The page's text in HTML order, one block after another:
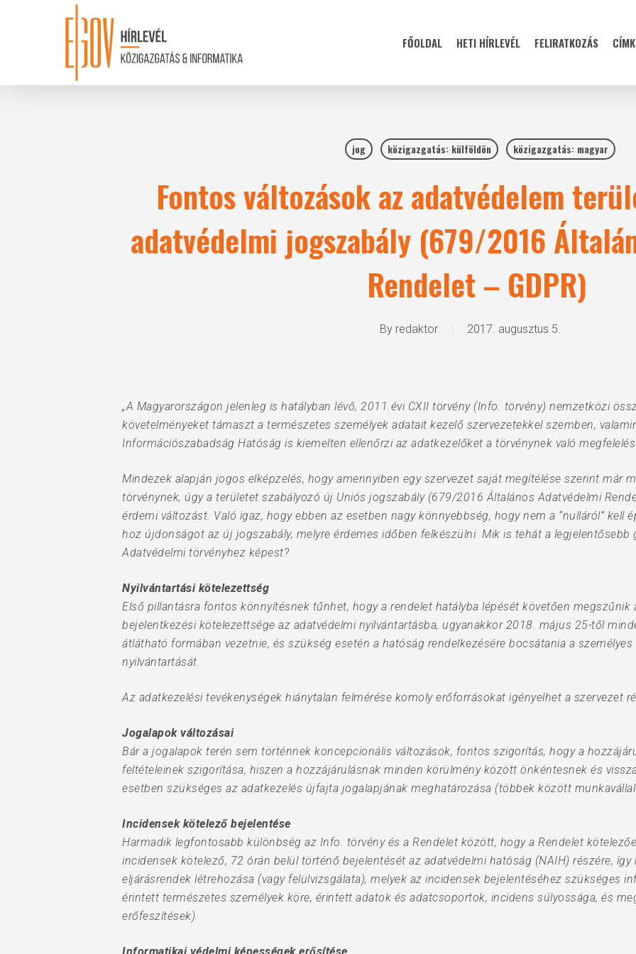
Hit enter to search or ESC to close
FŐOLDAL HETI HÍRLEVÉL FELIRATKOZÁS
jog közigazgatás: külföldön közigazgatás: magyar
Fontos változások az adatvédelem
adatvédelmi jogszabály (679/2016
Rendelet – GDPR)
By redaktor 2017. augusztus 5.
„A Magyarországon jelenleg is hatályban lévő, 2011.évi CXII törvény (Info. törvény) nemzetközi
követelményeket támaszt a természetes személyek adatait kezelő szervezetekkel szemben,
Információszabadság Hatóság is kiemelten ellenőrzi az adatkezelőket a törvénynek való
Mindezek alapján jogos elképzelés, hogy amennyiben egy szervezet saját megítélése szerint már
törvénynek, úgy a területet szabályozó új Uniós jogszabály (679/2016 Általános Adatvédelmi
érdemi változást. Való igaz, hogy ebben az esetben nagy könnyebbség, hogy nem a “nulláról” kell
hoz újdonságot az új jogszabály, melyre érdemes időben felkészülni. Mik is tehát a legjelentősebb
Adatvédelmi törvényhez képest?
Nyilvántartási kötelezettség
Első pillantásra fontos könnyítésnek tűnhet, hogy a rendelet hatályba lépését követően megszűnik
bejelentkezési kötelezettsége az adatvédelmi nyilvántartásba, ugyanakkor 2018. május 25-től
átlátható formában vezetnie, és szükség esetén a hatóság rendelkezésére bocsátania a
nyilvántartását.
Az adatkezelési tevékenységek hiánytalan felmérése komoly erőforrásokat igényelhet a szervezet
Jogalapok változásai
Bár a jogalapok terén sem történnek koncepcionális változások, fontos szigorítás, hogy a
feltételeinek szigorítása, hiszen a hozzájárulásnak minden körülmény között önkéntesnek és
esetben szükséges az adatkezelés újfajta jogalapjának meghatározása (többek között
Incidensek kötelező bejelentése
Harmadik legfontosabb különbség az Info. törvény és a Rendelet között, hogy a Rendelet
incidensek kötelező, 72 órán belül történő bejelentését az adatvédelmi hatóság (NAIH) részére,
eljárásrendek létrehozása (vagy felülvizsgálata), melyek az incidensek bejelentéséhez szükséges
érintett természetes személyek köre, érintett adatok és adatcsoportok, incidens súlyossága, és
erőfeszítések).